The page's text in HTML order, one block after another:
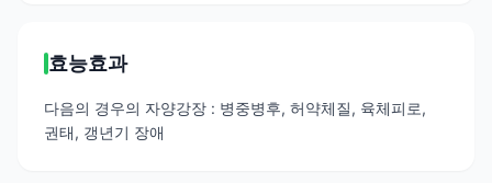
효능효과
다음의 경우의 자양강장 : 병중병후, 허약체질, 육체피로,
권태, 갱년기 장애